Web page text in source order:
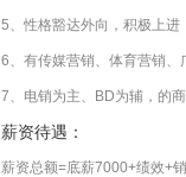
5、性格豁达外向，积极上进
6、有传媒营销、体育营销、
7、电销为主、BD为辅，的商
薪资待遇：
薪资总额=底薪7000+绩效+